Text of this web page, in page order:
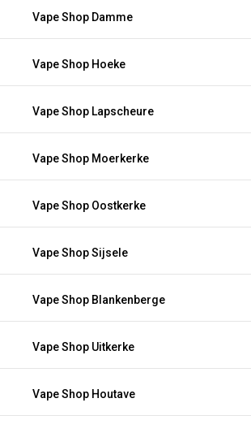
Vape Shop Damme
Vape Shop Hoeke
Vape Shop Lapscheure
Vape Shop Moerkerke
Vape Shop Oostkerke
Vape Shop Sijsele
Vape Shop Blankenberge
Vape Shop Uitkerke
Vape Shop Houtave